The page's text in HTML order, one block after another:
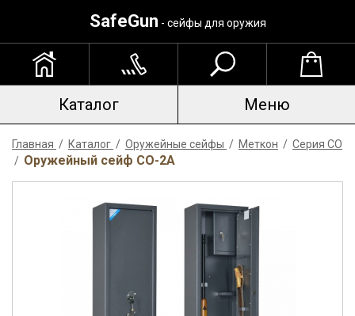
SafeGun - сейфы для оружия
Каталог Меню
Главная / Каталог / Оружейные сейфы / Меткон / Серия СО
/ Оружейный сейф СО-2A